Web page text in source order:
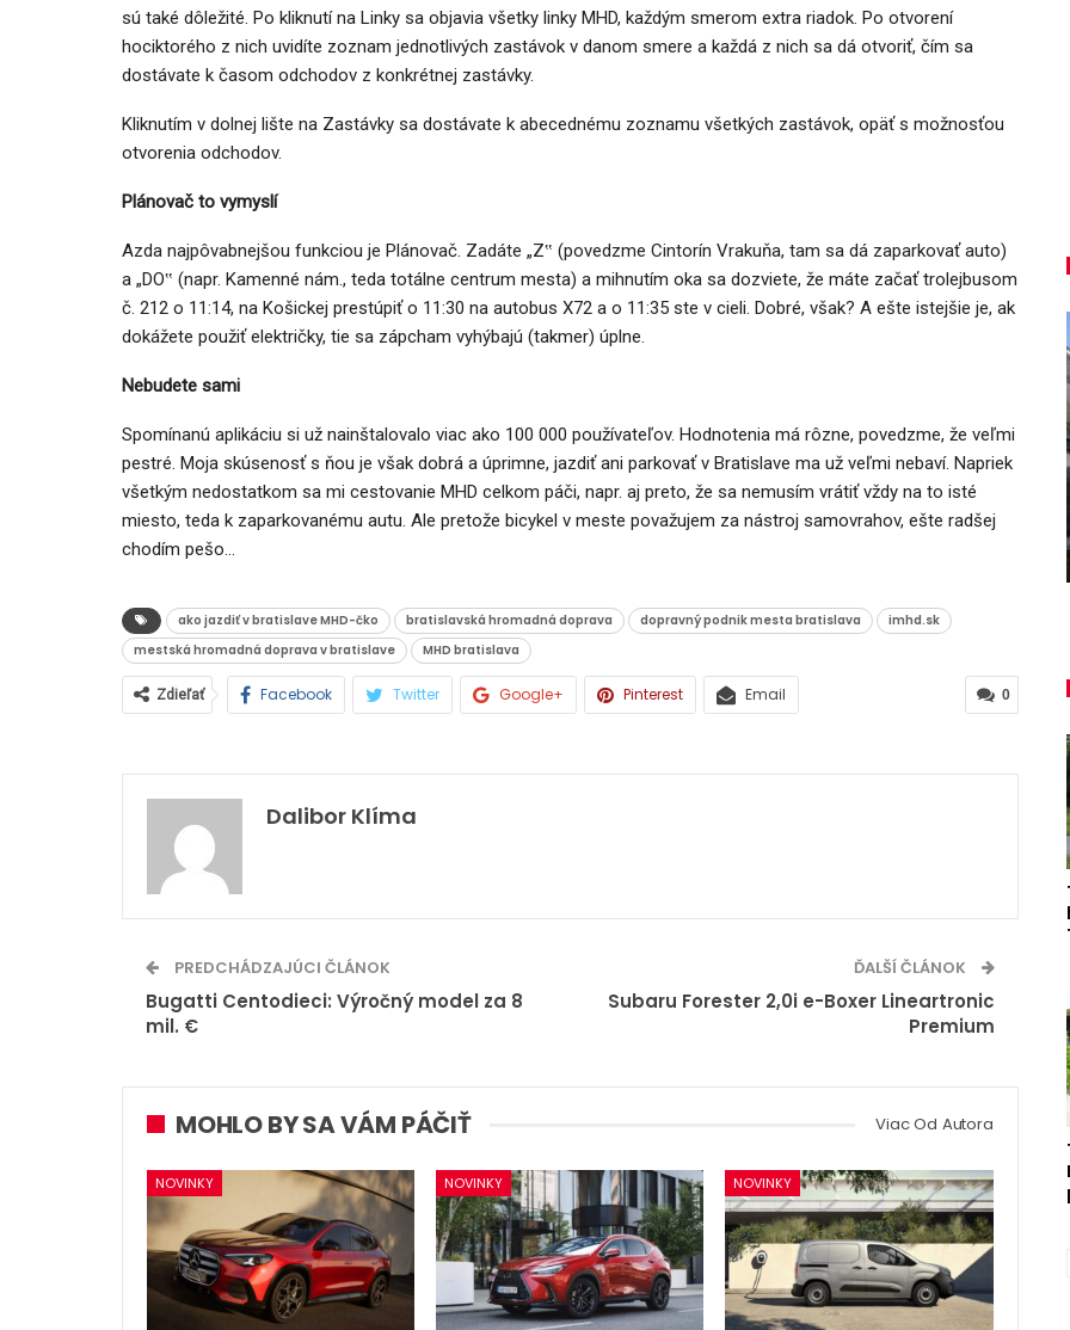
sú také dôležité. Po kliknutí na Linky sa objavia všetky linky MHD, každým smerom extra riadok. Po otvorení
hociktorého z nich uvidíte zoznam jednotlivých zastávok v danom smere a každá z nich sa dá otvoriť, čím sa
dostávate k časom odchodov z konkrétnej zastávky.
Kliknutím v dolnej lište na Zastávky sa dostávate k abecednému zoznamu všetkých zastávok, opäť s možnosťou
otvorenia odchodov.
Plánovač to vymyslí
Azda najpôvabnejšou funkciou je Plánovač. Zadáte „Z‟ (povedzme Cintorín Vrakuňa, tam sa dá zaparkovať auto)
a „DO‟ (napr. Kamenné nám., teda totálne centrum mesta) a mihnutím oka sa dozviete, že máte začať trolejbusom
č. 212 o 11:14, na Košickej prestúpiť o 11:30 na autobus X72 a o 11:35 ste v cieli. Dobré, však? A ešte istejšie je, ak
dokážete použiť električky, tie sa zápcham vyhýbajú (takmer) úplne.
Nebudete sami
Spomínanú aplikáciu si už nainštalovalo viac ako 100 000 používateľov. Hodnotenia má rôzne, povedzme, že veľmi
pestré. Moja skúsenosť s ňou je však dobrá a úprimne, jazdiť ani parkovať v Bratislave ma už veľmi nebaví. Napriek
všetkým nedostatkom sa mi cestovanie MHD celkom páči, napr. aj preto, že sa nemusím vrátiť vždy na to isté
miesto, teda k zaparkovanému autu. Ale pretože bicykel v meste považujem za nástroj samovrahov, ešte radšej
chodím pešo…
ako jazdiť v bratislave MHD-čko bratislavská hromadná doprava dopravný podnik mesta bratislava
imhd.sk
mestská hromadná doprava v bratislave
MHD bratislava
0
Zdieľať Facebook Twitter Google+ Pinterest Email
Dalibor Klíma
PREDCHÁDZAJÚCI ČLÁNOK
Bugatti Centodieci: Výročný model za 8
mil. €
ĎALŠÍ ČLÁNOK
Subaru Forester 2,0i e-Boxer Lineartronic
Premium
MOHLO BY SA VÁM PÁČIŤ Viac Od Autora
NOVINKY NOVINKY NOVINKY
AUTO TESTY
TEST: Ford Kuga Hybrid má veľký
2,5-litrový motor. Pôjde to…
AUTO TESTY
TEST: Dacia Duster hybrid-G 150
4×4 – Trojitý útok